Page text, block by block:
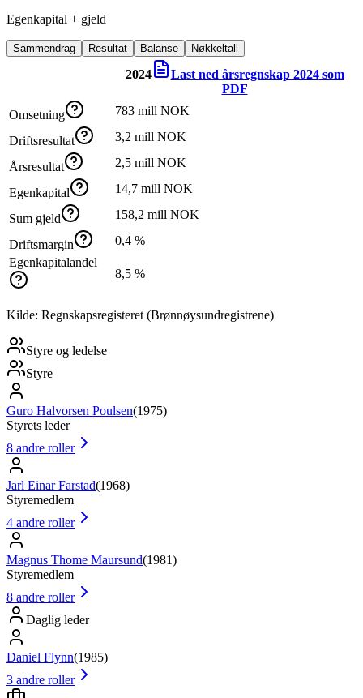
Egenkapital + gjeld
Sammendrag Resultat Balanse Nøkkeltall
2024 Last ned årsregnskap 2024som
PDF
Omsetning
783 mill NOK
Driftsresultat 3,2 mill NOK
Årsresultat 2,5 mill NOK
Egenkapital 14,7 mill NOK
Sum gjeld 158,2 mill NOK
Driftsmargin
0,4 %
Egenkapitalandel
8,5 %
Kilde: Regnskapsregisteret (Brønnøysundregistrene)
Styre og ledelse
Styre
Guro Halvorsen Poulsen(1975)
Styrets leder
8 andre roller
Jarl Einar Farstad(1968)
Styremedlem
4 andre roller
Magnus Thome Maursund(1981)
Styremedlem
8 andre roller
Daglig leder
Daniel Flynn(1985)
3 andre roller